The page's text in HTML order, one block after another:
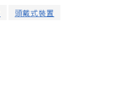
頭戴式裝置